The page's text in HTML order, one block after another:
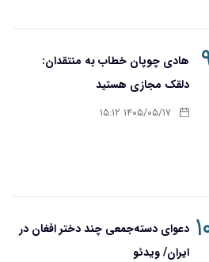
هادی چوپان خطاب به منتقدان:
دلقک مجازی هستید
۱۴۰۵/۰۵/۱۷ ۱۵:۱۲
دعوای دسته‌جمعی چند دختر افغان در
ایران/ ویدئو